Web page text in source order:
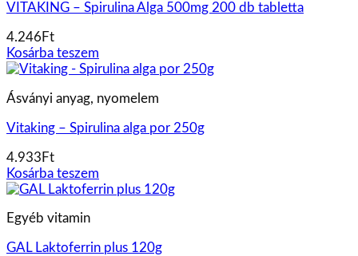
VITAKING – Spirulina Alga 500mg 200 db tabletta
4.246 Ft
Kosárba teszem
Ásványi anyag, nyomelem
Vitaking – Spirulina alga por 250g
4.933 Ft
Kosárba teszem
Egyéb vitamin
GAL Laktoferrin plus 120g